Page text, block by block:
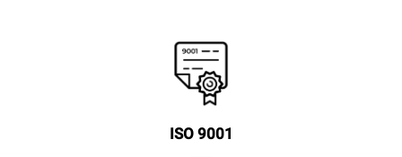
ISO 9001